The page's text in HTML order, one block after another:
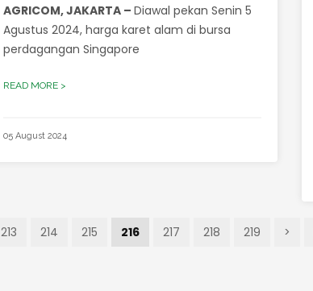
AGRICOM, JAKARTA – Diawal pekan Senin 5
Agustus 2024, harga karet alam di bursa
perdagangan Singapore
READ MORE >
05 August 2024
213 214 215 216 217 218 219 >